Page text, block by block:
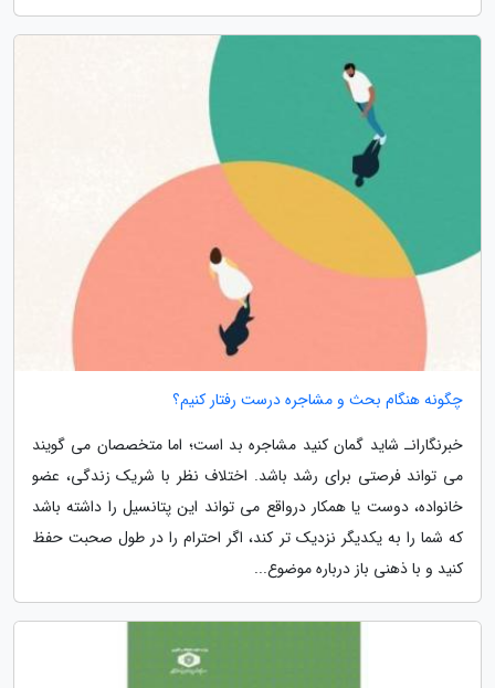
چگونه هنگام بحث و مشاجره درست رفتار کنیم؟
خبرنگارانـ شاید گمان کنید مشاجره بد است؛ اما متخصصان می گویند
می تواند فرصتی برای رشد باشد. اختلاف نظر با شریک زندگی، عضو
خانواده، دوست یا همکار درواقع می تواند این پتانسیل را داشته باشد
که شما را به یکدیگر نزدیک تر کند، اگر احترام را در طول صحبت حفظ
کنید و با ذهنی باز درباره موضوع...